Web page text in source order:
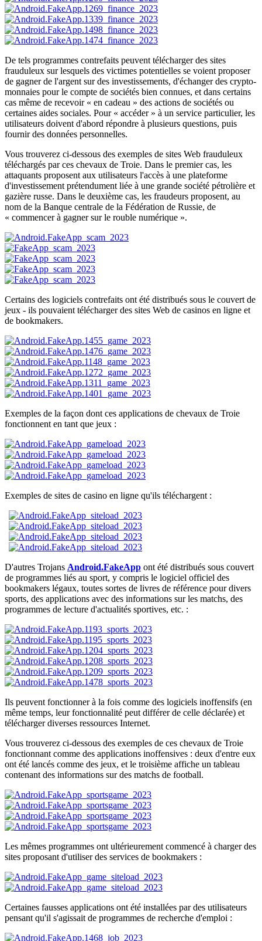
De tels programmes contrefaits peuvent télécharger des sites
frauduleux sur lesquels des victimes potentielles se voient proposer
de gagner de l'argent sur des investissements, d'échanger des crypto-
monnaies pour le compte de sociétés bien connues, et dans certains
cas même de recevoir « en cadeau » des actions de sociétés ou
certaines aides sociales. Pour « accéder » à un service particulier, les
utilisateurs doivent d'abord répondre à plusieurs questions, puis
fournir des données personnelles.
Vous trouverez ci-dessous des exemples de sites Web frauduleux
téléchargés par ces chevaux de Troie. Dans le premier cas, les
attaquants proposent aux utilisateurs l'accès à une plateforme
d'investissement prétendument liée à une grande société pétrolière et
gazière russe. Dans le deuxième cas, les fraudeurs proposent, au
nom de la Banque centrale de la Fédération de Russie, de
« commencer à gagner sur le rouble numérique ».
Certains des logiciels contrefaits ont été distribués sous le couvert de
jeux - ils pouvaient télécharger des sites Web de casinos en ligne et
de bookmakers.
Exemples de la façon dont ces applications de chevaux de Troie
fonctionnent en tant que jeux :
Exemples de sites de casino en ligne qu'ils téléchargent :
D'autres Trojans Android.FakeApp ont été distribués sous couvert
de programmes liés au sport, y compris le logiciel officiel des
bookmakers légaux, toutes sortes de livres de référence pour divers
sports, des applications avec des informations sur les matchs, des
programmes de lecture d'actualités sportives, etc. :
Ils peuvent fonctionner à la fois comme des logiciels inoffensifs (en
même temps, leur fonctionnalité peut différer de celle déclarée) et
télécharger diverses ressources Internet.
Vous trouverez ci-dessous des exemples de ces chevaux de Troie
fonctionnant comme des applications inoffensives : deux d'entre eux
ont été lancés comme des jeux, et le troisième affiche un tableau
contenant des informations sur des matchs de football.
Les mêmes programmes ont ultérieurement commencé à charger des
sites proposant d'utiliser des services de bookmakers :
Certaines fausses applications ont été installées par des utilisateurs
pensant qu'il s'agissait de programmes de recherche d'emploi :